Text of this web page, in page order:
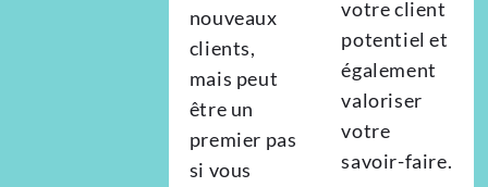
nouveaux
clients,
mais peut
être un
premier pas
si vous
votre client
potentiel et
également
valoriser
votre
savoir-faire.